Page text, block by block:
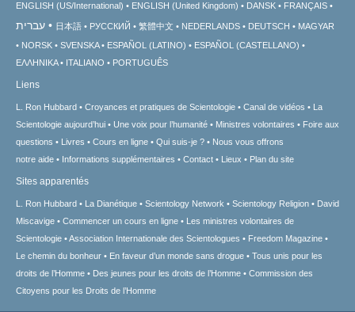
ENGLISH (US/International) ENGLISH (United Kingdom) DANSK FRANÇAIS
עברית 日本語 РУССКИЙ 繁體中文 NEDERLANDS DEUTSCH
MAGYAR
NORSK
SVENSKA ESPAÑOL (LATINO)
ESPAÑOL (CASTELLANO)
ΕΛΛΗΝΙΚA
ITALIANO PORTUGUÊS
Liens
L. Ron Hubbard Croyances et pratiques de Scientologie Canal de vidéos
La
Scientologie aujourd’hui
Une voix pour l’humanité Ministres volontaires
Foire aux
questions
Livres Cours en ligne Qui suis-je ?
Nous vous offrons
notre aide
Informations supplémentaires Contact Lieux Plan du site
Sites apparentés
L. Ron Hubbard La Dianétique Scientology Network Scientology Religion
David
Miscavige
Commencer un cours en ligne
Les ministres volontaires de
Scientologie
Association Internationale des Scientologues
Freedom Magazine
Le chemin du bonheur
En faveur d’un monde sans drogue
Tous unis pour les
droits de l’Homme
Des jeunes pour les droits de l’Homme
Commission des
Citoyens pour les Droits de l’Homme